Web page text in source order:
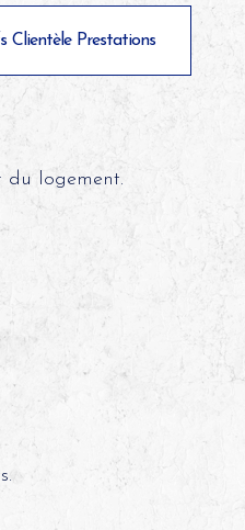
Clientèle Prestations
logement.